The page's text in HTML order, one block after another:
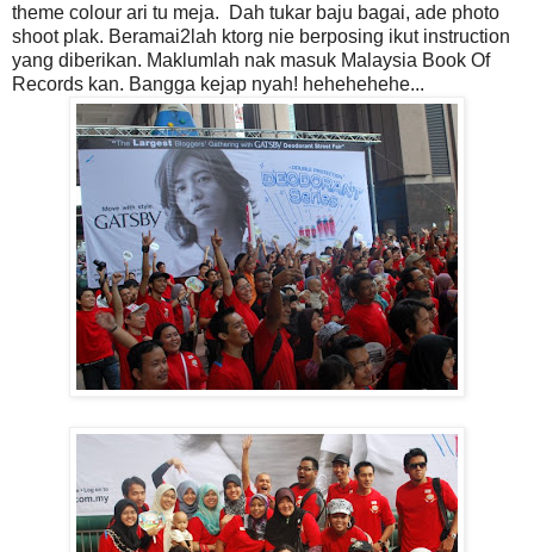
theme colour ari tu meja. Dah tukar baju bagai, ade photo
shoot plak. Beramai2lah ktorg nie berposing ikut instruction
yang diberikan. Maklumlah nak masuk Malaysia Book Of
Records kan. Bangga kejap nyah! hehehehehe...